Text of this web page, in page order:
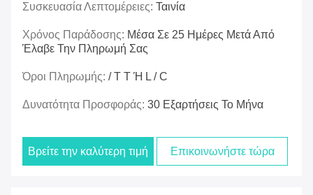
Συσκευασία Λεπτομέρειες: Ταινία
Χρόνος Παράδοσης: Μέσα Σε 25 Ημέρες Μετά Από
Έλαβε Την Πληρωμή Σας
Όροι Πληρωμής: / T T Ή L / C
Δυνατότητα Προσφοράς: 30 Εξαρτήσεις Το Μήνα
Βρείτε την καλύτερη τιμή Επικοινωνήστε τώρα